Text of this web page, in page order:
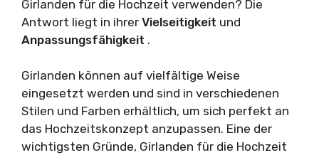
Girlanden für die Hochzeit verwenden? Die
Antwort liegt in ihrer Vielseitigkeit und
Anpassungsfähigkeit .
Girlanden können auf vielfältige Weise
eingesetzt werden und sind in verschiedenen
Stilen und Farben erhältlich, um sich perfekt an
das Hochzeitskonzept anzupassen. Eine der
wichtigsten Gründe, Girlanden für die Hochzeit